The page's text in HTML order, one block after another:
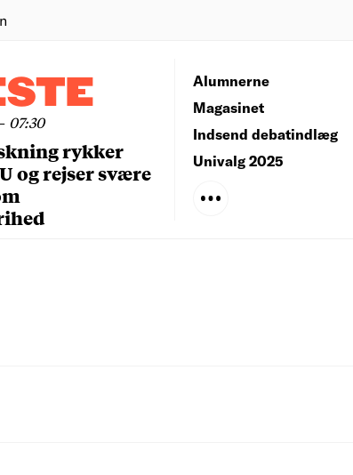
07:30
rykker
og rejser svære
Alumnerne
Magasinet
Indsend debatindlæg
Univalg 2025